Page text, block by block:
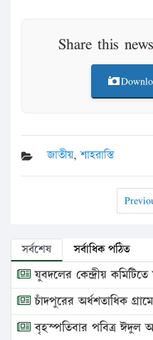
Share this
জাতীয়,শাহরাস্তি
সর্বশেষ সর্বাধিক পঠিত
যুবদলের কেন্দ্রীয়
চাঁদপুরের অর্ধশতাধিক
বৃহস্পতিবার পবিত্র ঈদুল